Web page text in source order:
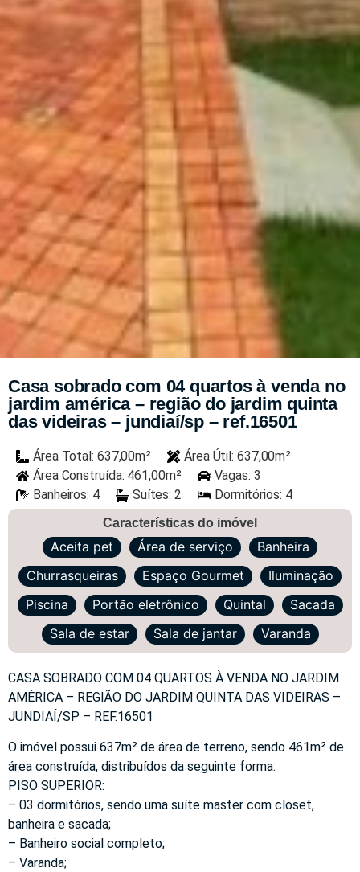
Casa sobrado com 04 quartos à venda no
jardim américa – região do jardim quinta
das videiras – jundiaí/sp – ref.16501
Área Total: 637,00m²
Área Útil: 637,00m²
Área Construída: 461,00m²
Vagas: 3
Banheiros: 4
Suítes: 2 Dormitórios: 4
Características do imóvel
Aceita pet Área de serviço
Banheira
Churrasqueiras
Espaço Gourmet
Iluminação
Piscina
Portão eletrônico Quintal
Sacada
Sala de estar
Sala de jantar Varanda
CASA SOBRADO COM 04 QUARTOS À VENDA NO JARDIM
AMÉRICA – REGIÃO DO JARDIM QUINTA DAS VIDEIRAS –
JUNDIAÍ/SP – REF.16501
O imóvel possui 637m² de área de terreno, sendo 461m² de
área construída, distribuídos da seguinte forma:
PISO SUPERIOR:
– 03 dormitórios, sendo uma suíte master com closet,
banheira e sacada;
– Banheiro social completo;
– Varanda;